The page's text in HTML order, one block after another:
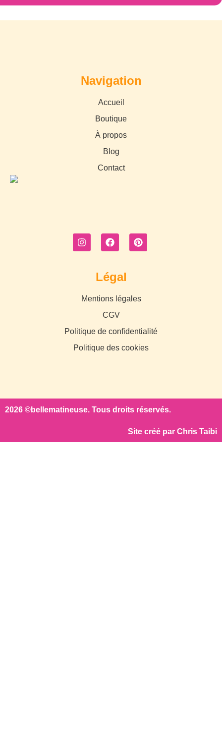
Navigation
Accueil
Boutique
À propos
Blog
Contact
Légal
Mentions légales
CGV
Politique de confidentialité
Politique des cookies
2026 ©bellematineuse. Tous droits réservés.
Site créé par Chris Taibi